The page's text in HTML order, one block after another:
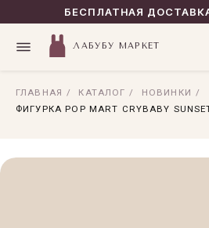
ЛАБУБУ МАРКЕТ
БЕСПЛАТНАЯ
ГЛАВНАЯ / КАТАЛОГ / НОВИНКИ /
ФИГУРКА POP MART CRYBABY